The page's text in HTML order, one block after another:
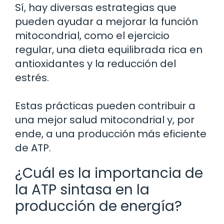
Sí, hay diversas estrategias que
pueden ayudar a mejorar la función
mitocondrial, como el ejercicio
regular, una dieta equilibrada rica en
antioxidantes y la reducción del
estrés.
Estas prácticas pueden contribuir a
una mejor salud mitocondrial y, por
ende, a una producción más eficiente
de ATP.
¿Cuál es la importancia de
la ATP sintasa en la
producción de energía?